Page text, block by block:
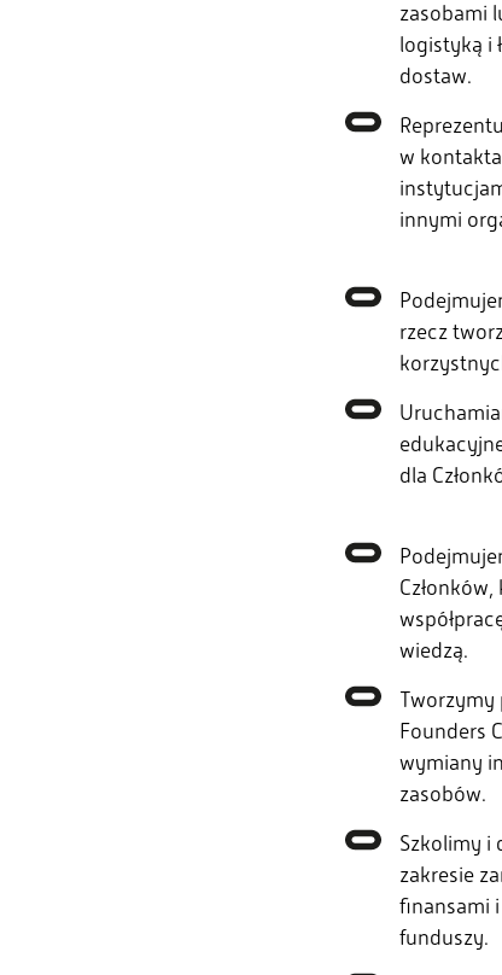
zasobami
logistyką i
dostaw.
w
innymi
rzecz
dla
wiedzą.
Tworzymy
Founders
wymiany
zasobów.
Szkolimy i
zakresie
finansami
funduszy.